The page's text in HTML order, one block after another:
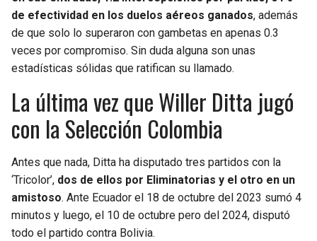
de efectividad en los duelos aéreos ganados, además
de que solo lo superaron con gambetas en apenas 0.3
veces por compromiso. Sin duda alguna son unas
estadísticas sólidas que ratifican su llamado.
La última vez que Willer Ditta jugó
con la Selección Colombia
Antes que nada, Ditta ha disputado tres partidos con la
‘Tricolor’, dos de ellos por Eliminatorias y el otro en un
amistoso. Ante Ecuador el 18 de octubre del 2023 sumó 4
minutos y luego, el 10 de octubre pero del 2024, disputó
todo el partido contra Bolivia.